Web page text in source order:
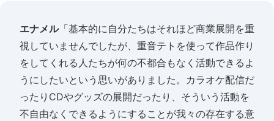
エナメル「基本的に自分たちはそれほど商業展開を重
視していませんでしたが、重音テトを使って作品作り
をしてくれる人たちが何の不都合もなく活動できるよ
うにしたいという思いがありました。カラオケ配信だ
ったりCDやグッズの展開だったり、そういう活動を
不自由なくできるようにすることが我々の存在する意